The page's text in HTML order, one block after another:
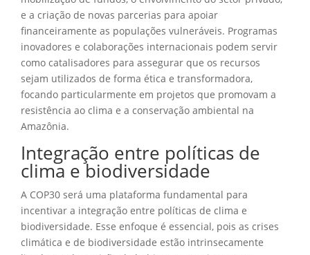
e a criação de novas parcerias para apoiar
financeiramente as populações vulneráveis. Programas
inovadores e colaborações internacionais podem servir
como catalisadores para assegurar que os recursos
sejam utilizados de forma ética e transformadora,
focando particularmente em projetos que promovam a
resistência ao clima e a conservação ambiental na
Amazônia.
Integração entre políticas de
clima e biodiversidade
A COP30 será uma plataforma fundamental para
incentivar a integração entre políticas de clima e
biodiversidade. Esse enfoque é essencial, pois as crises
climática e de biodiversidade estão intrinsecamente